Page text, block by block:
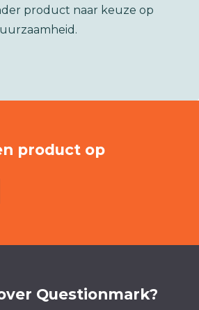
product naar keuze op
product op
Questionmark?